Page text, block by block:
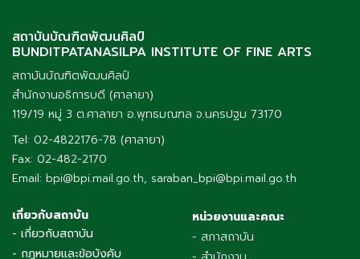
สถาบันบัณฑิตพัฒนศิลป์
BUNDITPATANASILPA INSTITUTE OF FINE ARTS
สถาบันบัณฑิตพัฒนศิลป์
สำนักงานอธิการบดี (ศาลายา)
119/19 หมู่ 3 ต.ศาลายา อ.พุทธมณฑล จ.นครปฐม 73170
Tel: 02-4822176-78 (ศาลายา)
Fax: 02-482-2170
Email: bpi@bpi.mail.go.th, saraban_bpi@bpi.mail.go.th
เกี่ยวกับสถาบัน
- เกี่ยวกับสถาบัน
- กฎหมายและข้อบังคับ
หน่วยงานและคณะ
- สภาสถาบัน